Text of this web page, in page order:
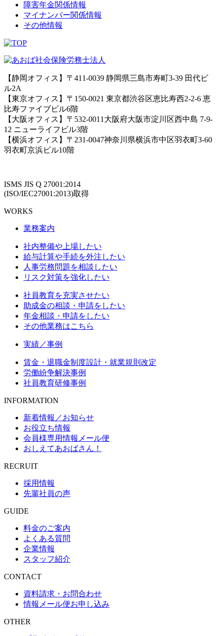
障害年金関係情報
マイナンバー関係情報
その他情報
【静岡オフィス】〒411-0039 静岡県三島市寿町3-39 田代ビ
ル2A
【東京オフィス】〒150-0021 東京都渋谷区恵比寿西2-2-6 恵
比寿ファイブビル6階
【大阪オフィス】〒532-0011大阪府大阪市淀川区西中島 7-9-
12 ニューライフビル3階
【横浜オフィス】〒231-0047神奈川県横浜市中区羽衣町3-60
羽衣町京浜ビル10階
ISMS JIS Q 27001:2014
(ISO/IEC27001:2013)取得
WORKS
業務案内
社内整備や上場したい
給与計算や手続を外注したい
人事労務問題を相談したい
リスク対策を強化したい
社員教育を充実させたい
助成金の相談・申請をしたい
年金相談・申請をしたい
その他業務はこちら
実績／事例
賃金・退職金制度設計・就業規則改定
労働紛争解決事例
社員教育研修事例
INFORMATION
新着情報／お知らせ
お役立ち情報
会員様専用情報メール便
おしえてあおばさん！
RECRUIT
採用情報
先輩社員の声
GUIDE
料金のご案内
よくある質問
企業情報
スタッフ紹介
CONTACT
資料請求・お問合わせ
情報メール便お申し込み
OTHER